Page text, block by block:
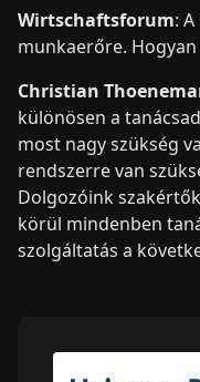
Wirtschaftsforum:
munkaerőre.
Christian
különösen a
most nagy szükség
rendszerre van
Dolgozóink
körül mindenben
szolgáltatás a